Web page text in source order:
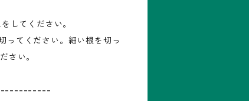
してください。
ってください。細い根を切っ
さい。